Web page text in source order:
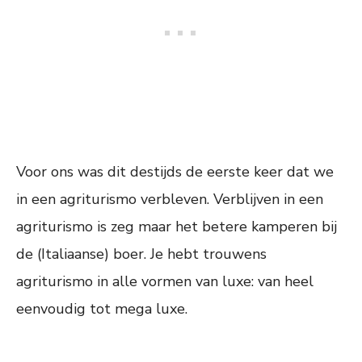
Voor ons was dit destijds de eerste keer dat we
in een agriturismo verbleven. Verblijven in een
agriturismo is zeg maar het betere kamperen bij
de (Italiaanse) boer. Je hebt trouwens
agriturismo in alle vormen van luxe: van heel
eenvoudig tot mega luxe.